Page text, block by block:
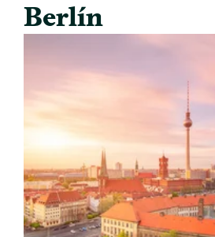
Berlín